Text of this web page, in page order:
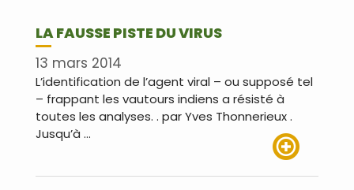
LA FAUSSE PISTE DU VIRUS
13 mars 2014
L’identification de l’agent viral – ou supposé tel
– frappant les vautours indiens a résisté à
toutes les analyses. . par Yves Thonnerieux .
Jusqu’à …